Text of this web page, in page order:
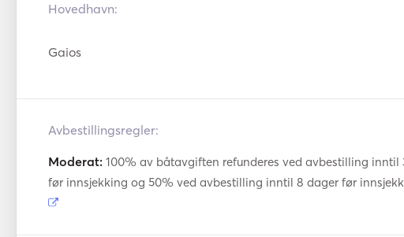
Hovedhavn:
Gaios
Avbestillingsregler:
Moderat: 100% av båtavgiften refunderes ved avbestilling inntil
før innsjekking og 50% ved avbestilling inntil 8 dager før